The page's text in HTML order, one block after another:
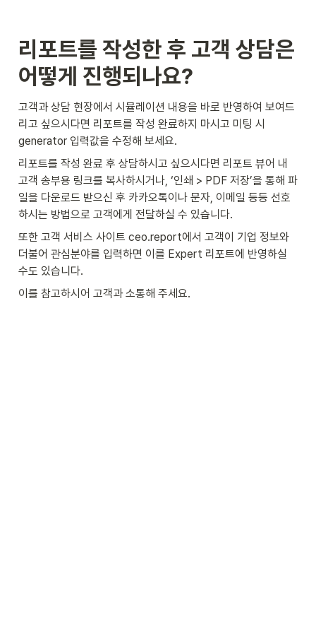
리포트를 작성한 후 고객 상담은
어떻게 진행되나요?
고객과 상담 현장에서 시뮬레이션 내용을 바로 반영하여 보여드
리고 싶으시다면 리포트를 작성 완료하지 마시고 미팅 시
generator 입력값을 수정해 보세요.
리포트를 작성 완료 후 상담하시고 싶으시다면 리포트 뷰어 내
고객 송부용 링크를 복사하시거나, ‘인쇄 > PDF 저장’을 통해 파
일을 다운로드 받으신 후 카카오톡이나 문자, 이메일 등등 선호
하시는 방법으로 고객에게 전달하실 수 있습니다.
또한 고객 서비스 사이트 ceo.report에서 고객이 기업 정보와
더불어 관심분야를 입력하면 이를 Expert 리포트에 반영하실
수도 있습니다.
이를 참고하시어 고객과 소통해 주세요.